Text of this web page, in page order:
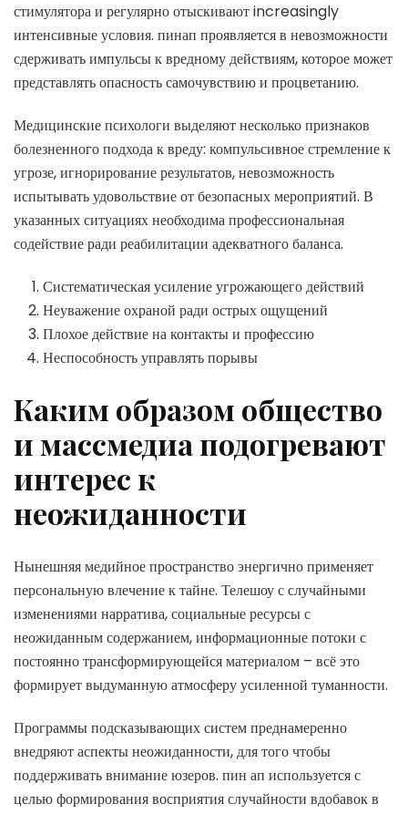
стимулятора и регулярно отыскивают increasingly
интенсивные условия. пинап проявляется в невозможности
сдерживать импульсы к вредному действиям, которое может
представлять опасность самочувствию и процветанию.
Медицинские психологи выделяют несколько признаков
болезненного подхода к вреду: компульсивное стремление к
угрозе, игнорирование результатов, невозможность
испытывать удовольствие от безопасных мероприятий. В
указанных ситуациях необходима профессиональная
содействие ради реабилитации адекватного баланса.
Систематическая усиление угрожающего действий
Неуважение охраной ради острых ощущений
Плохое действие на контакты и профессию
Неспособность управлять порывы
Каким образом общество
и массмедиа подогревают
интерес к
неожиданности
Нынешняя медийное пространство энергично применяет
персональную влечение к тайне. Телешоу с случайными
изменениями нарратива, социальные ресурсы с
неожиданным содержанием, информационные потоки с
постоянно трансформирующейся материалом – всё это
формирует выдуманную атмосферу усиленной туманности.
Программы подсказывающих систем преднамеренно
внедряют аспекты неожиданности, для того чтобы
поддерживать внимание юзеров. пин ап используется с
целью формирования восприятия случайности вдобавок в